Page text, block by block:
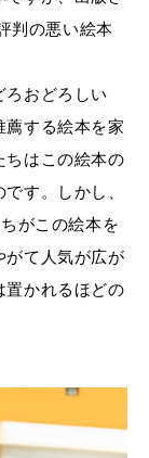
判の悪い絵本
ろおどろしい
薦する絵本を家
ちはこの絵本の
す。しかし、
がこの絵本を
がて人気が広が
置かれるほどの